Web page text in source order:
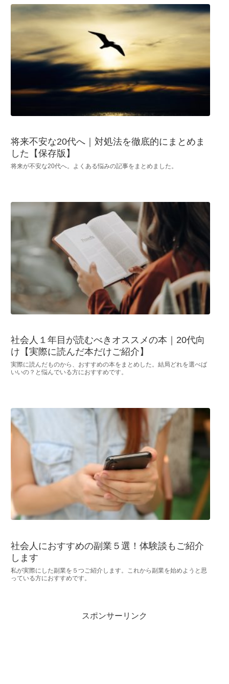
将来不安な20代へ｜対処法を徹底的にまとめま
した【保存版】
将来が不安な20代へ。よくある悩みの記事をまとめました。
社会人１年目が読むべきオススメの本｜20代向
け【実際に読んだ本だけご紹介】
実際に読んだものから、おすすめの本をまとめした。結局どれを選べば
いいの？と悩んでいる方におすすめです。
社会人におすすめの副業５選！体験談もご紹介
します
私が実際にした副業を５つご紹介します。これから副業を始めようと思
っている方におすすめです。
スポンサーリンク